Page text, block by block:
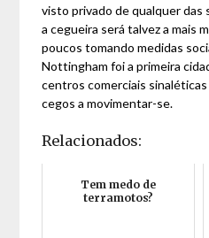
visto privado de qualquer das
a cegueira será talvez a mais
poucos tomando medidas
Nottingham foi a primeira
centros comerciais sinaléticas
cegos a movimentar-se.
Relacionados:
Tem medo de
terramotos?